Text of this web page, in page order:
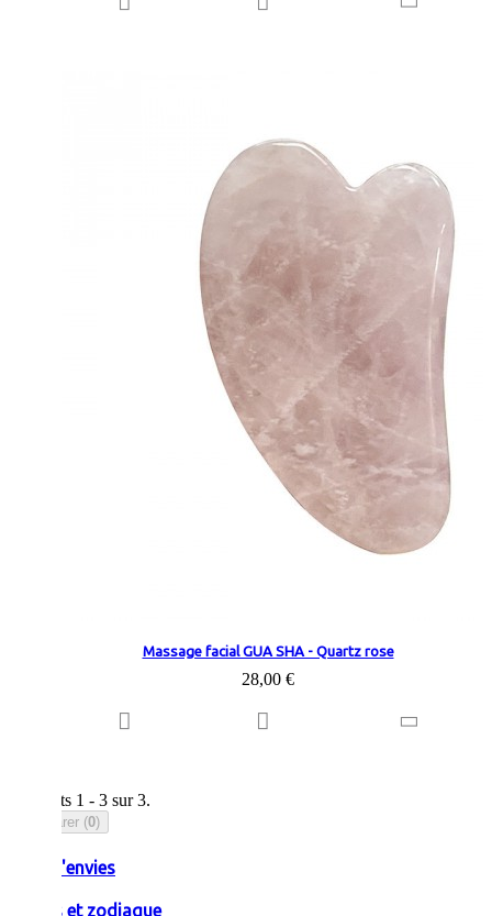
Massage facial GUA SHA - Quartz rose
28,00 €
Résultats 1 - 3 sur 3.
Comparer (0)
Liste d'envies
Pierres et zodiaque